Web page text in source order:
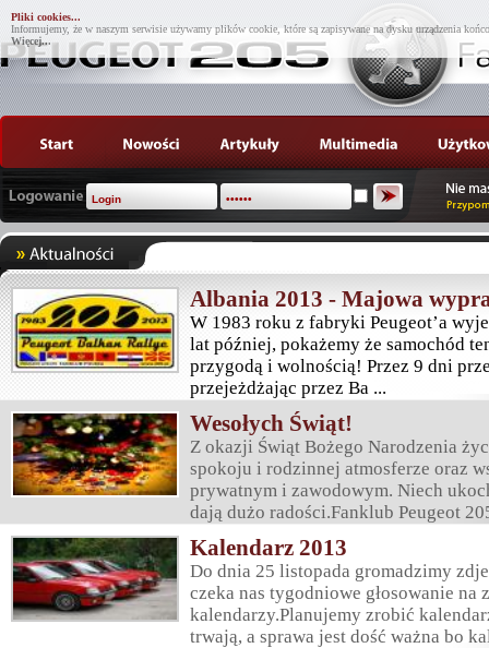
Pliki cookies...
Informujemy, że w naszym serwisie używamy plików cookie, które są zapisywane na dysku urządzenia
Więcej...
Albania 2013 - Majowa
W 1983 roku z fabryki Peugeot’a
lat później, pokażemy że samochód
przygodą i wolnością! Przez 9 dni
przejeżdżając przez Ba ...
Wesołych Świąt!
Z okazji Świąt Bożego Narodzenia
spokoju i rodzinnej atmosferze oraz
prywatnym i zawodowym. Niech
dają dużo radości.Fanklub Peugeot
Kalendarz 2013
Do dnia 25 listopada gromadzimy
czeka nas tygodniowe głosowanie na
kalendarzy.Planujemy zrobić
trwają, a sprawa jest dość ważna bo